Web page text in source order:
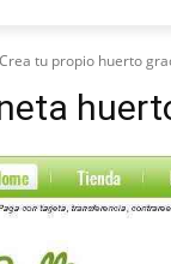
Crea tu propio huerto